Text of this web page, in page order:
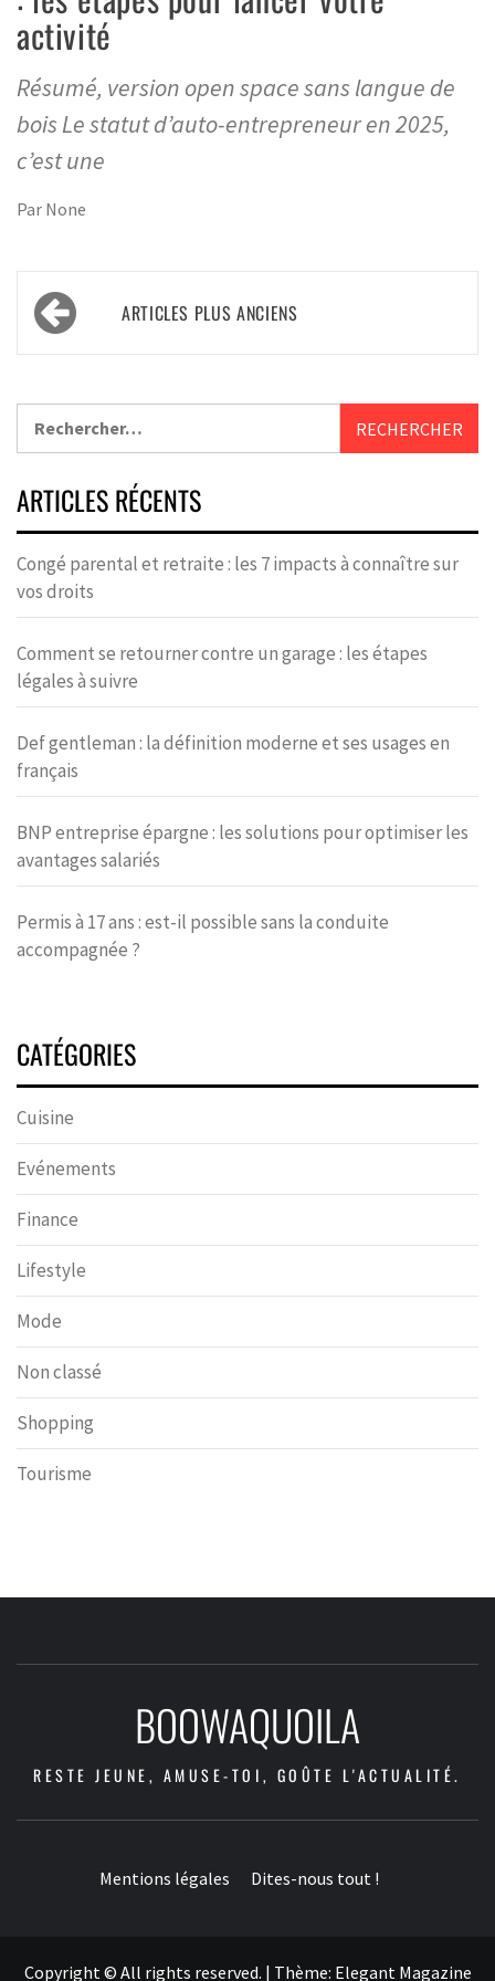
activité
Résumé, version open space sans langue de
bois Le statut d’auto-entrepreneur en 2025,
c’est une
Par None
ARTICLES PLUS ANCIENS
ARTICLES RÉCENTS
Congé parental et retraite : les 7 impacts à connaître sur
vos droits
Comment se retourner contre un garage : les étapes
légales à suivre
Def gentleman : la définition moderne et ses usages en
français
BNP entreprise épargne : les solutions pour optimiser les
avantages salariés
Permis à 17 ans : est-il possible sans la conduite
accompagnée ?
CATÉGORIES
Cuisine
Evénements
Finance
Lifestyle
Mode
Non classé
Shopping
Tourisme
BOOWAQUOILA
RESTE JEUNE, AMUSE-TOI, GOÛTE L'ACTUALITÉ.
Mentions légales Dites-nous tout !
Copyright © All rights reserved. | Thème: Elegant Magazine